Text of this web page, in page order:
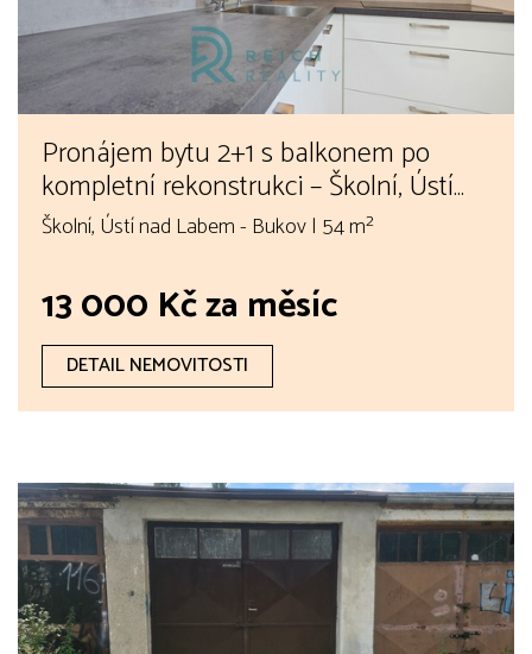
Pronájem bytu 2+1 s balkonem po
kompletní rekonstrukci – Školní, Ústí
nad Labem – Bukov
Školní, Ústí nad Labem - Bukov | 54 m²
13 000 Kč za měsíc
DETAIL NEMOVITOSTI